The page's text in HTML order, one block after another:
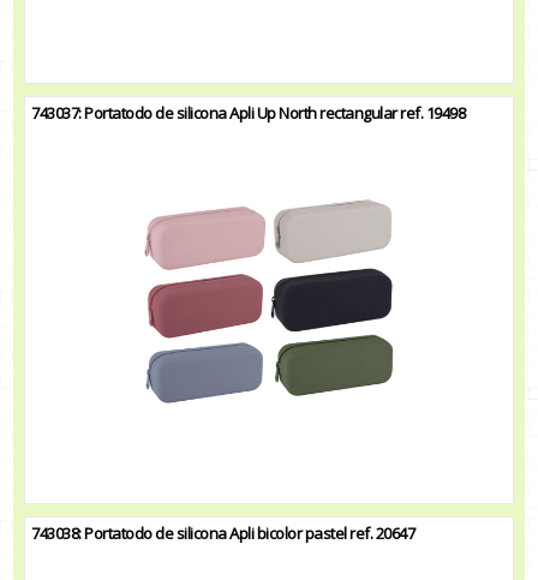
743037: Portatodo de silicona Apli Up North rectangular ref. 19498
743038: Portatodo de silicona Apli bicolor pastel ref. 20647